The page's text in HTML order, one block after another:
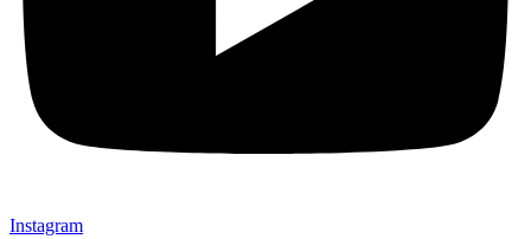
Instagram